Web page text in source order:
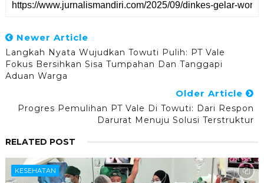
Newer Article
Langkah Nyata Wujudkan Towuti Pulih: PT Vale
Fokus Bersihkan Sisa Tumpahan Dan Tanggapi
Aduan Warga
Older Article
Progres Pemulihan PT Vale Di Towuti: Dari Respon
Darurat Menuju Solusi Terstruktur
RELATED POST
KESEHATAN